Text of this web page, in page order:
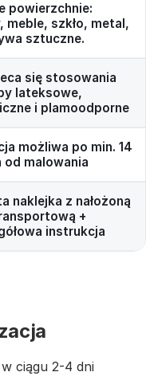
powierzchnie:
meble, szkło, metal,
sztuczne.
się stosowania
lateksowe,
i plamoodporne
możliwa po min. 14
od malowania
naklejka z nałożoną
+
instrukcja
ciągu 2-4 dni